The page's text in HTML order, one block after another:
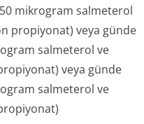
mikrogram salmeterol
propiyonat) veya günde
salmeterol ve
veya günde
salmeterol ve